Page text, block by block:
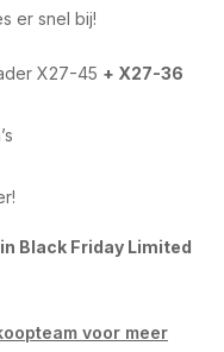
er snel bij!
X27-45 + X27-36
Black Friday Limited
voor meer